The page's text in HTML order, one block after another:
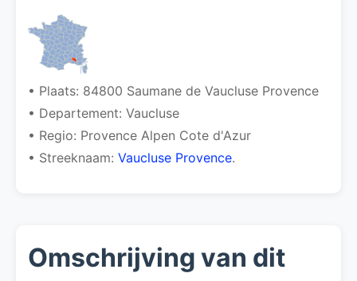
• Plaats: 84800 Saumane de Vaucluse Provence
• Departement: Vaucluse
• Regio: Provence Alpen Cote d'Azur
• Streeknaam: Vaucluse Provence.
Omschrijving van dit